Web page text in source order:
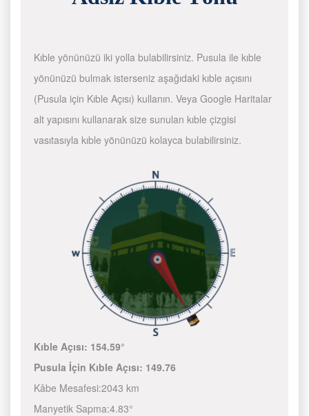
Kıble yönünüzü iki yolla bulabilirsiniz. Pusula ile kıble
yönünüzü bulmak isterseniz aşağıdaki kıble açısını
(Pusula için Kıble Açısı) kullanın. Veya Google Haritalar
alt yapısını kullanarak size sunulan kıble çizgisi
vasıtasıyla kıble yönünüzü kolayca bulabilirsiniz.
Kıble Açısı: 154.59°
Pusula İçin Kıble Açısı: 149.76
Kâbe Mesafesi:2043 km
Manyetik Sapma:4.83°